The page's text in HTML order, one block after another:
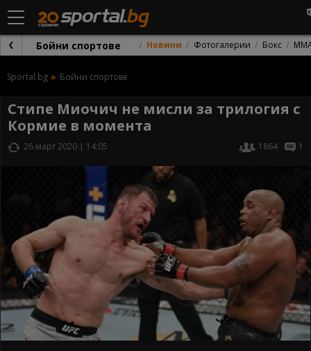
Бойни спортове Новини Фотогалерии Бокс
Sportal.bg Бойни спортове
Стипе Миочич не мисли за трилогия с
Кормие в момента
26 март 2020 | 14:05 1864 1